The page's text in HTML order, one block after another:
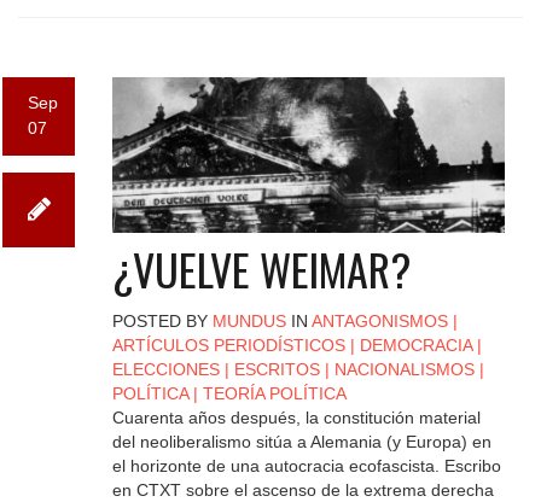
Sep
07
¿VUELVE WEIMAR?
POSTED BY MUNDUSIN ANTAGONISMOS|
ARTÍCULOS PERIODÍSTICOS| DEMOCRACIA|
ELECCIONES| ESCRITOS| NACIONALISMOS|
POLÍTICA| TEORÍA POLÍTICA
Cuarenta años después, la constitución material
del neoliberalismo sitúa a Alemania (y Europa) en
el horizonte de una autocracia ecofascista. Escribo
en CTXT sobre el ascenso de la extrema derecha